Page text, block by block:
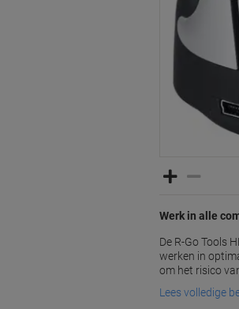
Werk in alle
De R-Go Tools
werken in
om het risico
Lees volledige